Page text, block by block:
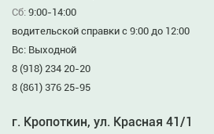
Сб: 9:00-14:00
водительской справки с 9:00 до 12:00
Вс: Выходной
8 (918) 234 20-20
8 (861) 376 25-95
г. Кропоткин, ул. Красная 41/1